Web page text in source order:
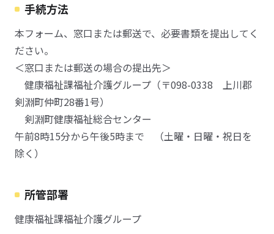
手続方法
本フォーム、窓口または郵送で、必要書類を提出してく
ださい。
＜窓口または郵送の場合の提出先＞
健康福祉課福祉介護グループ（〒098-0338 上川郡
剣淵町仲町28番1号）
剣淵町健康福祉総合センター
午前8時15分から午後5時まで （土曜・日曜・祝日を
除く）
所管部署
健康福祉課福祉介護グループ